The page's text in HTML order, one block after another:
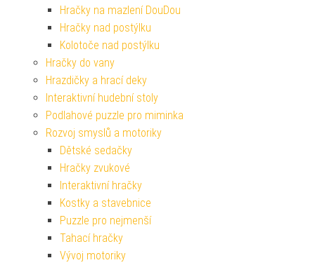
Hračky na mazlení DouDou
Hračky nad postýlku
Kolotoče nad postýlku
Hračky do vany
Hrazdičky a hrací deky
Interaktivní hudební stoly
Podlahové puzzle pro miminka
Rozvoj smyslů a motoriky
Dětské sedačky
Hračky zvukové
Interaktivní hračky
Kostky a stavebnice
Puzzle pro nejmenší
Tahací hračky
Vývoj motoriky